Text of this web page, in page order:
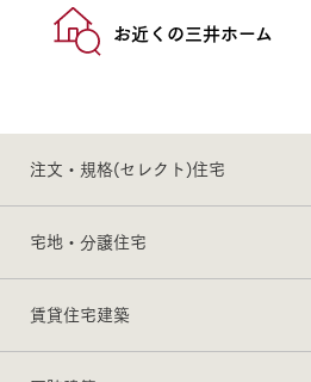
お近くの三井ホーム
注文・規格(セレクト)住宅
宅地・分譲住宅
賃貸住宅建築